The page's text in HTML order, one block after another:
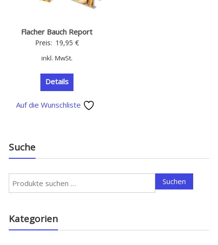
Flacher Bauch Report
Preis: 19,95 €
inkl. MwSt.
Details
Auf die Wunschliste
Suche
Suchen
nach:
Suchen
Kategorien